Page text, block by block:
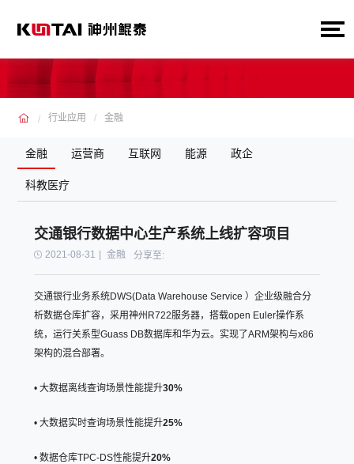
行业应用 金融
金融 运营商 互联网 能源 政企
科教医疗
交通银行数据中心生产系统上线扩容项目
2021-08-31 金融 分享至:
交通银行业务系统DWS(Data Warehouse Service ）企业级融合分
析数据仓库扩容，采用神州R722服务器，搭载open Euler操作系
统，运行关系型Guass DB数据库和华为云。实现了ARM架构与x86
架构的混合部署。
• 大数据离线查询场景性能提升30%
• 大数据实时查询场景性能提升25%
• 数据仓库TPC-DS性能提升20%